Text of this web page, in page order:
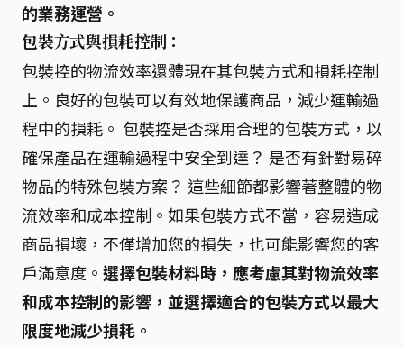
的業務運營。
包裝方式與損耗控制：
包裝控的物流效率還體現在其包裝方式和損耗控制
上。良好的包裝可以有效地保護商品，減少運輸過
程中的損耗。 包裝控是否採用合理的包裝方式，以
確保產品在運輸過程中安全到達？ 是否有針對易碎
物品的特殊包裝方案？ 這些細節都影響著整體的物
流效率和成本控制。如果包裝方式不當，容易造成
商品損壞，不僅增加您的損失，也可能影響您的客
戶滿意度。 選擇包裝材料時，應考慮其對物流效率
和成本控制的影響，並選擇適合的包裝方式以最大
限度地減少損耗。